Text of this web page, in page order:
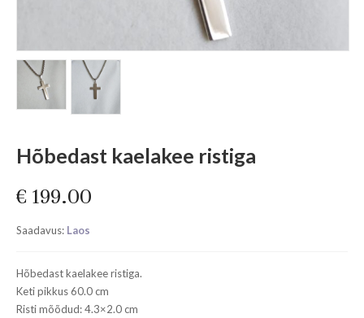
Hõbedast kaelakee ristiga
€ 199.00
Saadavus: Laos
Hõbedast kaelakee ristiga.
Keti pikkus 60.0 cm
Risti mõõdud: 4.3×2.0 cm